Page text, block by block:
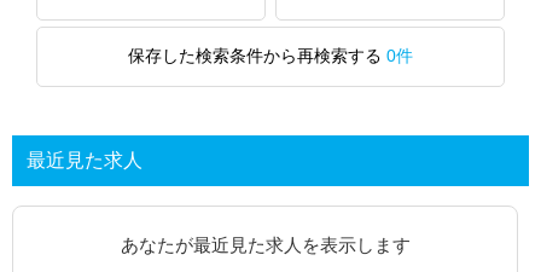
保存した検索条件から再検索する 0件
最近見た求人
あなたが最近見た求人を表示します